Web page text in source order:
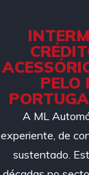
PELO
A ML
experiente, de
sustentado.